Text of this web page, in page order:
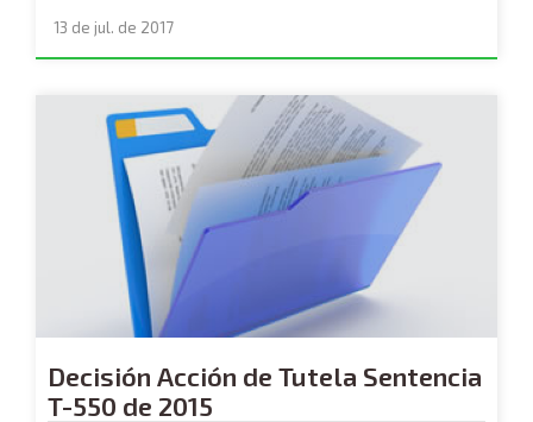
Portuaria de Buenaventura
13 de jul. de 2017
Decisión Acción de Tutela Sentencia
T-550 de 2015